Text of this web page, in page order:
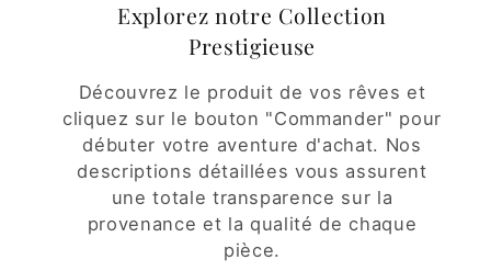
Explorez notre Collection
Prestigieuse
Découvrez le produit de vos rêves et
cliquez sur le bouton "Commander" pour
débuter votre aventure d'achat. Nos
descriptions détaillées vous assurent
une totale transparence sur la
provenance et la qualité de chaque
pièce.